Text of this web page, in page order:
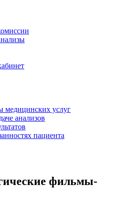
медицинских услуг
анализов
пациента
фильмы-